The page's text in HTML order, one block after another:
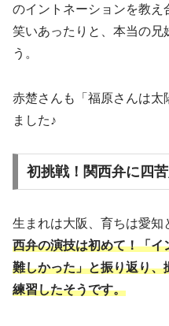
のイントネーションを教え
笑いあったりと、本当の兄
う。
赤楚さんも「福原さんは太
ました♪
初挑戦！関西弁に四
生まれは大阪、育ちは愛知
西弁の演技は初めて！「
難しかった」と振り返り
練習したそうです。